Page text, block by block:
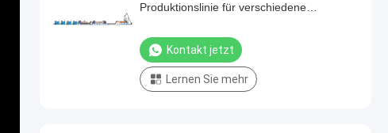
Produktionslinie für verschiedene
Kontakt jetzt
Lernen Sie mehr